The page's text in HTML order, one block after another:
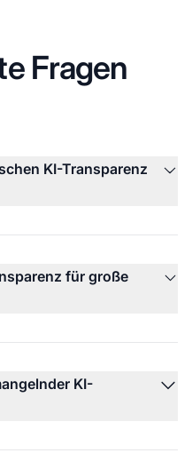
Fragen
KI-Transparenz
für große
KI-